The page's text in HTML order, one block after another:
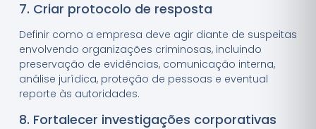
7. Criar protocolo de resposta
Definir como a empresa deve agir diante de suspeitas
envolvendo organizações criminosas, incluindo
preservação de evidências, comunicação interna,
análise jurídica, proteção de pessoas e eventual
reporte às autoridades.
8. Fortalecer investigações corporativas